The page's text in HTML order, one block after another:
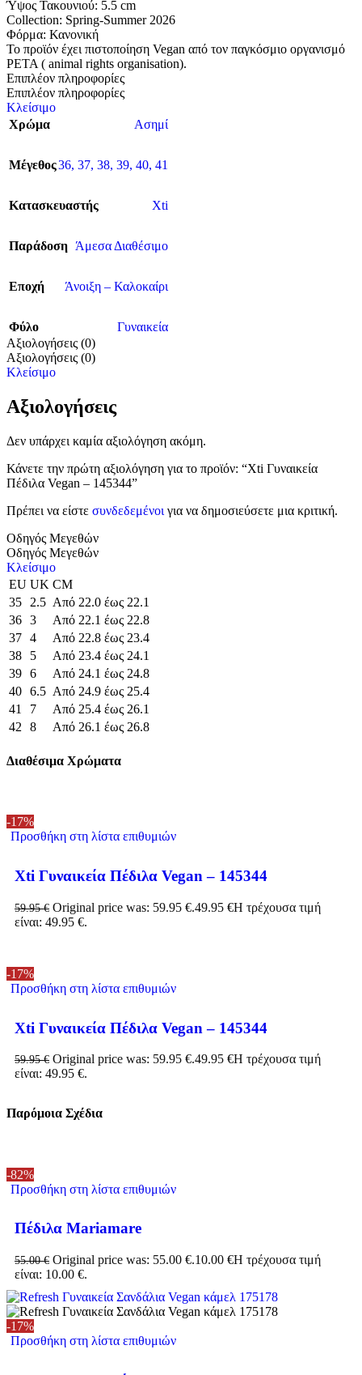
Ύψος Τακουνιού: 5.5 cm
Collection: Spring-Summer 2026
Φόρμα: Κανονική
Το προϊόν έχει πιστοποίηση Vegan από τον παγκόσμιο οργανισμό
PETA ( animal rights organisation).
Επιπλέον πληροφορίες
Επιπλέον πληροφορίες
Κλείσιμο
Χρώμα
Ασημί
Μέγεθος36, 37, 38, 39, 40, 41
Κατασκευαστής Xti
Παράδοση Άμεσα Διαθέσιμο
Εποχή Άνοιξη – Καλοκαίρι
Φύλο
Γυναικεία
Αξιολογήσεις (0)
Αξιολογήσεις (0)
Κλείσιμο
Αξιολογήσεις
Δεν υπάρχει καμία αξιολόγηση ακόμη.
Κάνετε την πρώτη αξιολόγηση για το προϊόν: “Xti Γυναικεία
Πέδιλα Vegan – 145344”
Πρέπει να είστε συνδεδεμένοι για να δημοσιεύσετε μια κριτική.
Οδηγός Μεγεθών
Οδηγός Μεγεθών
Κλείσιμο
EU UK CM
35
2.5 Από 22.0 έως 22.1
36 3
Από 22.1 έως 22.8
37 4
Από 22.8 έως 23.4
38
5
Από 23.4 έως 24.1
39 6
Από 24.1 έως 24.8
40 6.5 Από 24.9 έως 25.4
41
7
Από 25.4 έως 26.1
42
8 Από 26.1 έως 26.8
Διαθέσιμα Χρώματα
-17%
Προσθήκη στη λίστα επιθυμιών
Xti Γυναικεία Πέδιλα Vegan – 145344
59.95€ Original price was: 59.95 €.49.95 €Η τρέχουσα τιμή
είναι: 49.95 €.
-17%
Προσθήκη στη λίστα επιθυμιών
Xti Γυναικεία Πέδιλα Vegan – 145344
59.95€ Original price was: 59.95 €.49.95 €Η τρέχουσα τιμή
είναι: 49.95 €.
Παρόμοια Σχέδια
-82%
Προσθήκη στη λίστα επιθυμιών
Πέδιλα Mariamare
55.00€ Original price was: 55.00 €.10.00 €Η τρέχουσα τιμή
είναι: 10.00 €.
-17%
Προσθήκη στη λίστα επιθυμιών